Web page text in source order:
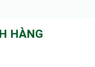
HÀNG